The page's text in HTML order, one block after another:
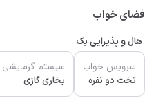
فضای خواب
هال و پذیرایی یک
سرویس خواب
تخت دو نفره
سیستم گرمایشی
بخاری گازی